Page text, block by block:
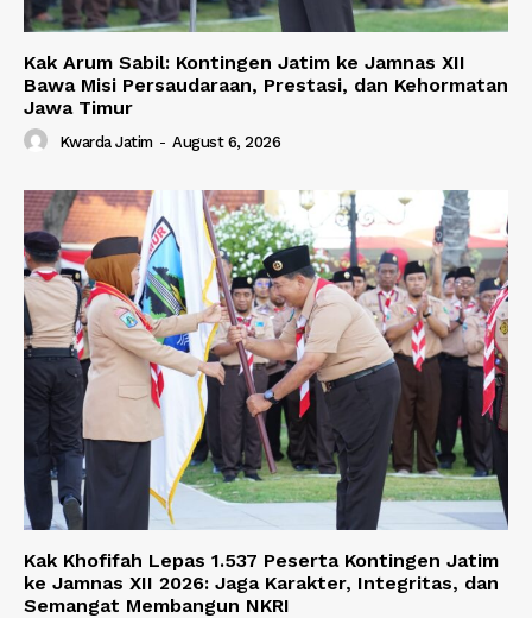
Kak Arum Sabil: Kontingen Jatim ke Jamnas XII
Bawa Misi Persaudaraan, Prestasi, dan Kehormatan
Jawa Timur
Kwarda Jatim - August 6, 2026
Kak Khofifah Lepas 1.537 Peserta Kontingen Jatim
ke Jamnas XII 2026: Jaga Karakter, Integritas, dan
Semangat Membangun NKRI